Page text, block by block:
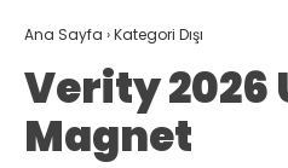
Ana Sayfa ›Kategori Dışı
Verity 2026
Magnet